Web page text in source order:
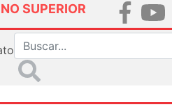
SUPERIOR